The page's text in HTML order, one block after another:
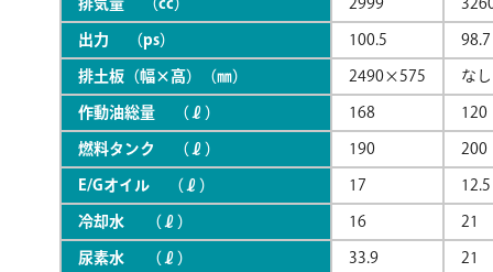
排気量 （cc） 2999
出力 （ps） 100.5 98.7
排土板（幅×高）（㎜） 2490×575 なし
作動油総量 （ℓ） 168 120
燃料タンク （ℓ） 190 200
E/Gオイル （ℓ） 17 12.5
冷却水 （ℓ） 16 21
尿素水 （ℓ） 33.9 21